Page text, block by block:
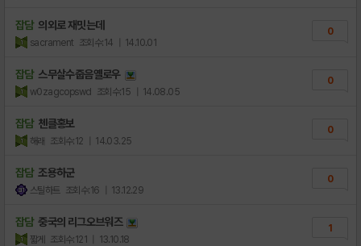
잡담 의외로 재밋는데
sacrament 조회수:14 | 14.10.01
0
잡담 스무살수줍음옐로우
w0zagcopswd 조회수:15 | 14.08.05
0
잡담 첸클홍보
해래 조회수:12 | 14.03.25
0
잡담 조용하군
스틸하트 조회수:16 | 13.12.29
0
잡담 중국의 리그오브워즈
짧게 조회수:121 | 13.10.18
1